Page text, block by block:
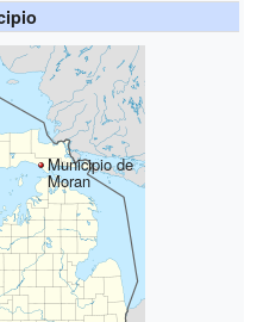
Municipio de
Moran